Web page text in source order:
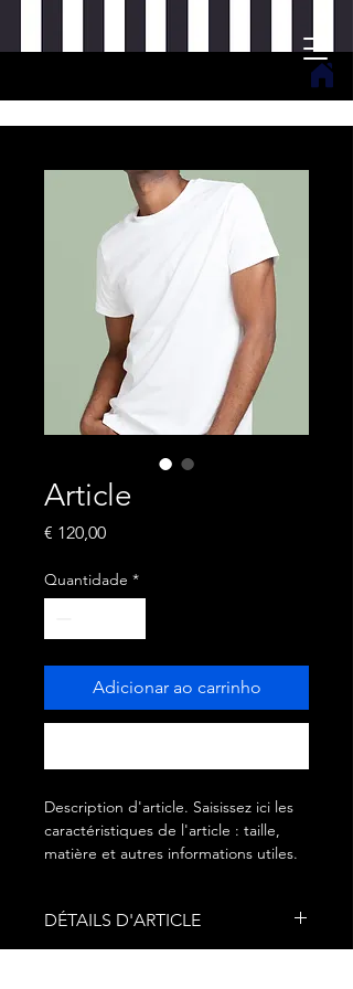
Article
€ 120,00Preço
Quantidade *
Adicionar ao carrinho
Description d'article. Saisissez ici les
caractéristiques de l'article : taille,
matière et autres informations utiles.
DÉTAILS D'ARTICLE